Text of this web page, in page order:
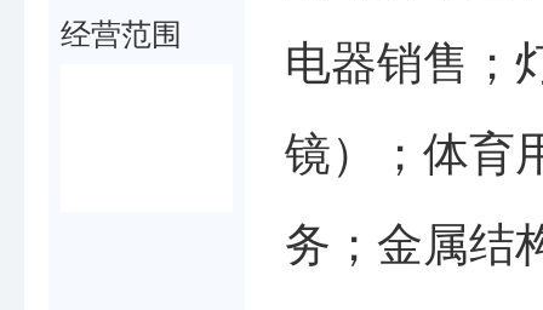
经营范围
电器销售；
镜）；体育
务；金属结